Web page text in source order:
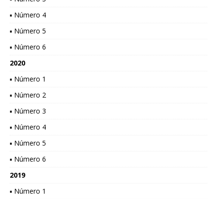
▪ Número 4
▪ Número 5
▪ Número 6
2020
▪ Número 1
▪ Número 2
▪ Número 3
▪ Número 4
▪ Número 5
▪ Número 6
2019
▪ Número 1